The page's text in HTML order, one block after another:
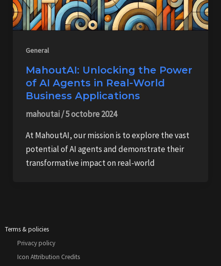
General
MahoutAI: Unlocking the Power
of AI Agents in Real-World
Business Applications
mahoutai/5 octobre 2024
At MahoutAI, our mission is to explore the vast
potential of AI agents and demonstrate their
transformative impact on real-world
Terms & policies
Privacy policy
Icon Attribution Credits